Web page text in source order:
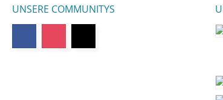
UNSERE COMMUNITYS